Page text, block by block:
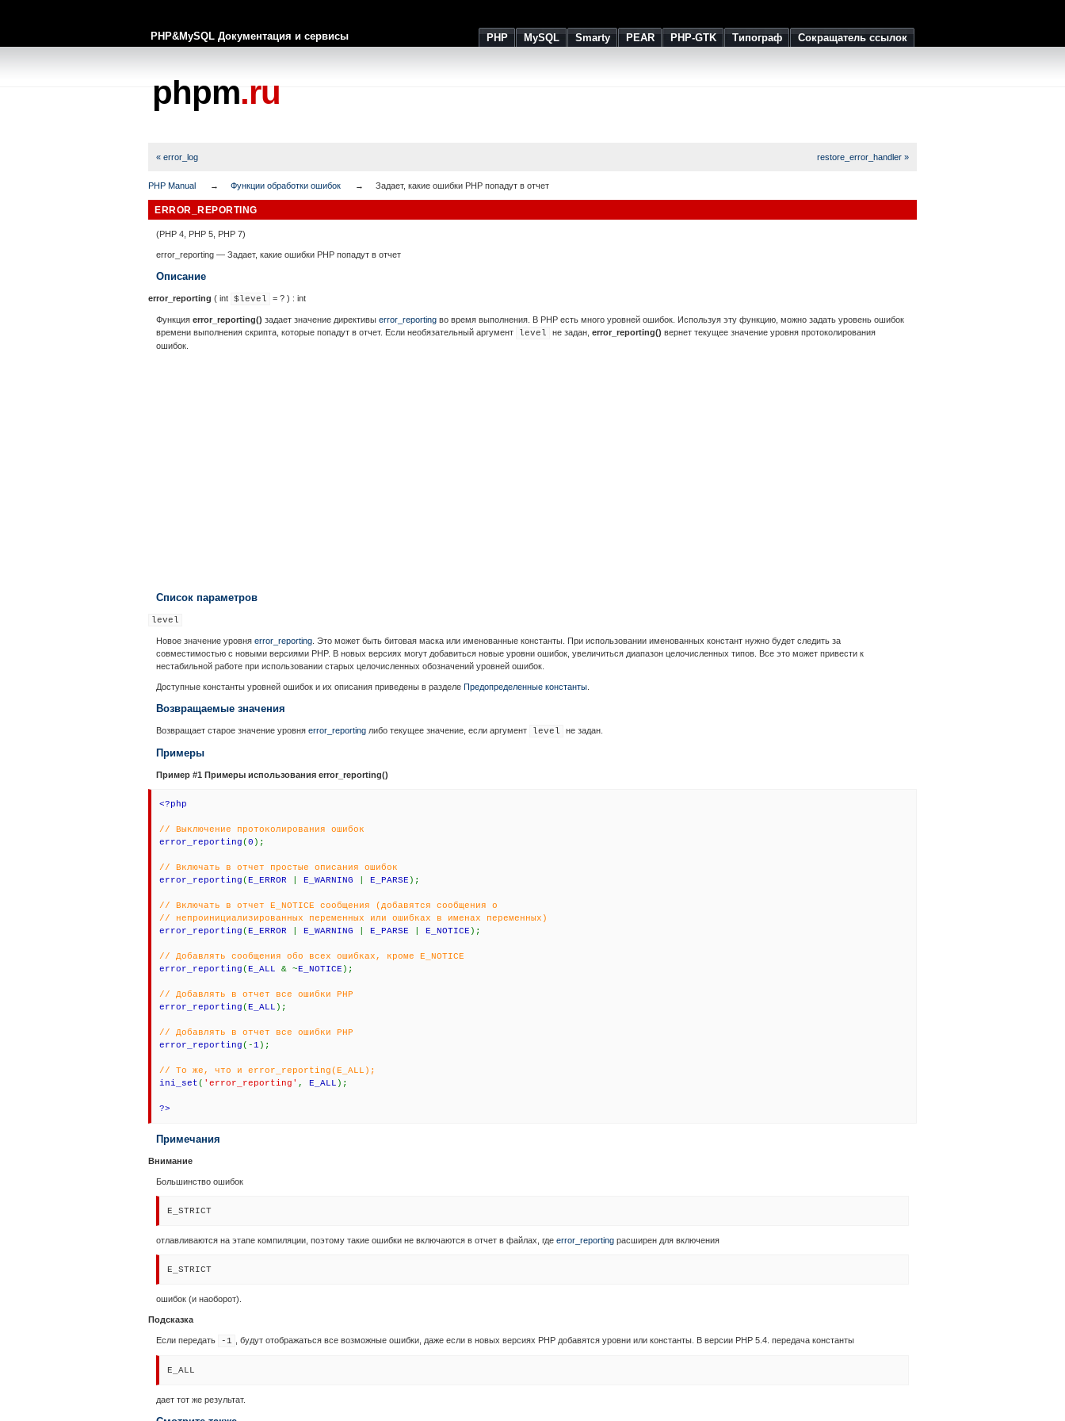
PHP&MySQL Документация и сервисы PHP MySQL Smarty PEAR PHP-GTK Типограф Сокращатель ссылок
phpm.ru
« error_log restore_error_handler »
PHP Manual Функции обработки ошибок Задает, какие ошибки PHP попадут в отчет
ERROR_REPORTING
(PHP 4, PHP 5, PHP 7)
error_reporting — Задает, какие ошибки PHP попадут в отчет
Описание
error_reporting ( int $level = ? ) : int
Функция error_reporting() задает значение директивы error_reporting во время выполнения. В PHP есть много уровней ошибок. Используя эту функцию, можно задать уровень ошибок
времени выполнения скрипта, которые попадут в отчет. Если необязательный аргумент
level не задан, error_reporting() вернет текущее значение уровня протоколирования
ошибок.
Список параметров
level
Новое значение уровня error_reporting . Это может быть битовая маска или именованные константы. При использовании именованных констант нужно будет следить за
совместимостью с новыми версиями PHP. В новых версиях могут добавиться новые уровни ошибок, увеличиться диапазон целочисленных типов. Все это может привести к
нестабильной работе при использовании старых целочисленных обозначений уровней ошибок.
Доступные константы уровней ошибок и их описания приведены в разделе Предопределенные константы
Возвращаемые значения
Возвращает старое значение уровня error_reporting либо текущее значение, если аргумент level не задан.
Примеры
Пример #1 Примеры использования error_reporting()
<?php
// Выключение протоколирования ошибок
error_reporting(0 );
// Включать в отчет простые описания ошибок
error_reporting(E_ERROR E_WARNING E_PARSE );
// Включать в отчет E_NOTICE сообщения (добавятся сообщения о
// непроинициализированных переменных или ошибках в именах переменных)
error_reporting(E_ERROR E_WARNING E_PARSE E_NOTICE );
// Добавлять сообщения обо всех ошибках, кроме E_NOTICE
error_reporting(E_ALL & ~E_NOTICE );
// Добавлять в отчет все ошибки PHP
error_reporting(E_ALL );
// Добавлять в отчет все ошибки PHP
error_reporting(-1 );
// То же, что и error_reporting(E_ALL);
ini_set( 'error_reporting' , E_ALL );
?>
Примечания
Внимание
Большинство ошибок
E_STRICT
отлавливаются на этапе компиляции, поэтому такие ошибки не включаются в отчет в файлах, где error_reporting расширен для включения
E_STRICT
ошибок (и наоборот).
Подсказка
Если передать -1 , будут отображаться все возможные ошибки, даже если в новых версиях PHP добавятся уровни или константы. В версии PHP 5.4. передача константы
E_ALL
дает тот же результат.